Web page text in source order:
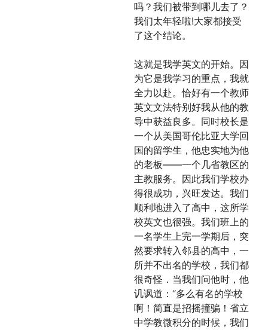
吗？我们被带到哪儿去了？
我们太年轻啦!大家都接受
了这个结论。
这就是我学英文的开始。因
为它是我学习的重点，我就
全力以赴。恰好有一个教师
英文文法特别好我从他的教
导中获益良多。同时校长是
一个从美国哥伦比亚大学回
国的留学生，他忠实地为他
的老板——一个几省教区的
主教服务。因此我们学校办
得很成功，兴旺发达。我们
顺利地进入了高中，这所学
校英文也很强。我们班上的
一名学生上完一学期后，突
然要求转入邻县的高中，一
所并不出名的学校，我们都
很奇怪．当我们问他时，他
讥讽道：“多么有名的学校
啊！简直是招摇撞骗！省立
中学教微积分的时候，我们